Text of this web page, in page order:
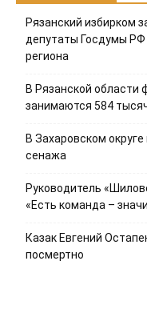
Рязанский избирком
депутаты Госдумы
региона
В Рязанской области
занимаются 584
В Захаровском
сенажа
Руководитель
«Есть команда –
Казак Евгений
посмертно